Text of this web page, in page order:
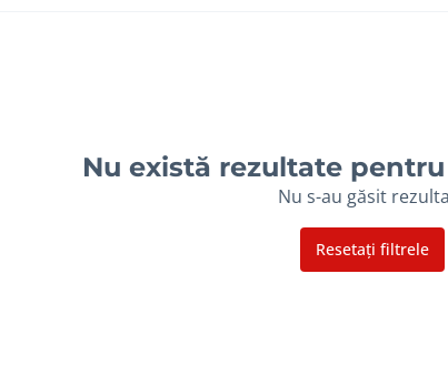
Nu există rezultate
Nu s-au găsit
Resetați filtrele